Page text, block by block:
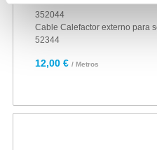
352044
Cable Calefactor externo para
52344
12,00 € / Metros